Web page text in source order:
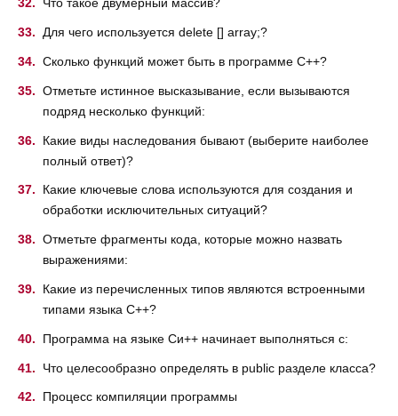
Что такое двумерный массив?
Для чего используется delete [] array;?
Сколько функций может быть в программе С++?
Отметьте истинное высказывание, если вызываются
подряд несколько функций:
Какие виды наследования бывают (выберите наиболее
полный ответ)?
Какие ключевые слова используются для создания и
обработки исключительных ситуаций?
Отметьте фрагменты кода, которые можно назвать
выражениями:
Какие из перечисленных типов являются встроенными
типами языка С++?
Программа на языке Си++ начинает выполняться с:
Что целесообразно определять в public разделе класса?
Процесс компиляции программы